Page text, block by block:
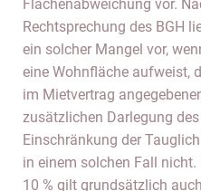
Flächenabweichung vor.
Rechtsprechung des BGH
ein solcher Mangel vor,
eine Wohnfläche aufweist,
im Mietvertrag
zusätzlichen Darlegung
Einschränkung der
in einem solchen Fall
10 % gilt grundsätzlich